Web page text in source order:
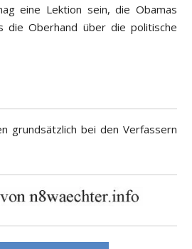
eine Lektion sein, die Obamas
Oberhand über die politische
grundsätzlich bei den Verfassern